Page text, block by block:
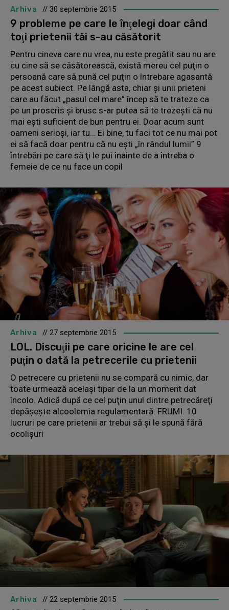
Arhiva // 30 septembrie 2015
9 probleme pe care le înţelegi doar când
toţi prietenii tăi s-au căsătorit
Pentru cineva care nu vrea, nu este pregătit sau nu are
cu cine să se căsătorească, există mereu cel puţin o
persoană care să pună cel puţin o întrebare agasantă
pe acest subiect. Pe lângă asta, chiar şi unii prieteni
care au făcut „pasul cel mare” încep să te trateze ca
pe un proscris şi brusc s-ar putea să te trezeşti că nu
mai eşti suficient de bun pentru ei. Doar acum sunt
oameni serioşi, iar tu… Ei bine, tu faci tot ce nu mai pot
ei să facă doar pentru că nu eşti „în rândul lumii” 9
întrebări pe care să ţi le pui înainte de a întreba o
femeie de ce nu face un copil
Arhiva // 27 septembrie 2015
LOL. Discuţii pe care oricine le are cel
puţin o dată la petrecerile cu prietenii
O petrecere cu prietenii nu se compară cu nimic, dar
toate urmează acelaşi tipar de la un moment dat
încolo. Adică după ce cel puţin unul dintre petrecăreţi
depăşeşte alcoolemia regulamentară. FRUMI. 10
lucruri pe care prietenii ar trebui să şi le spună fără
ocolişuri
Arhiva // 22 septembrie 2015